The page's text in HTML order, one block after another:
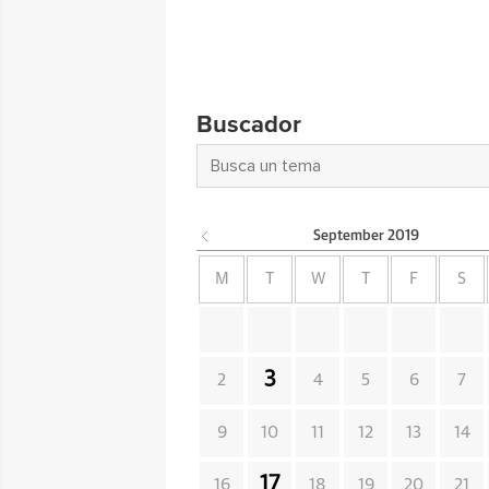
Buscador
September 2019
M W F S
2 3 4 5 6 7
9 10 11 12 13 14
16 17 18 19 20 21